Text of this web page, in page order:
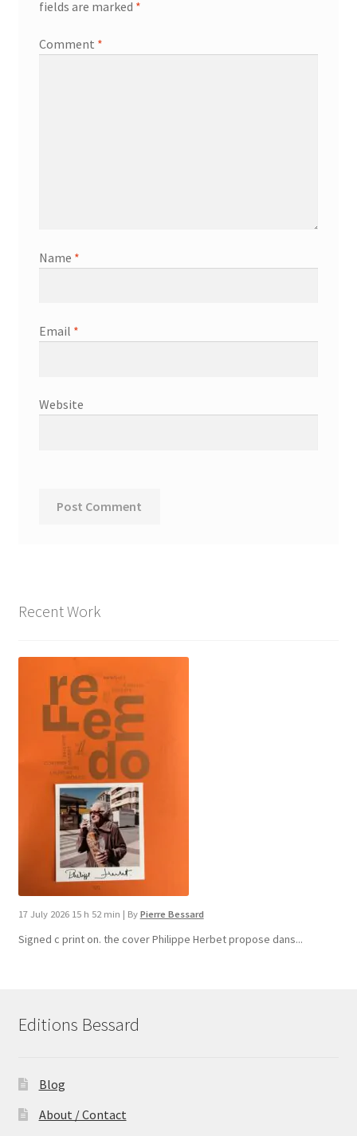
fields are marked *
Comment *
Name *
Email *
Website
Recent Work
17 July 2026 15 h 52 min | By Pierre Bessard
Signed c print on. the cover ​Philippe Herbet propose dans...
Editions Bessard
Blog
About / Contact